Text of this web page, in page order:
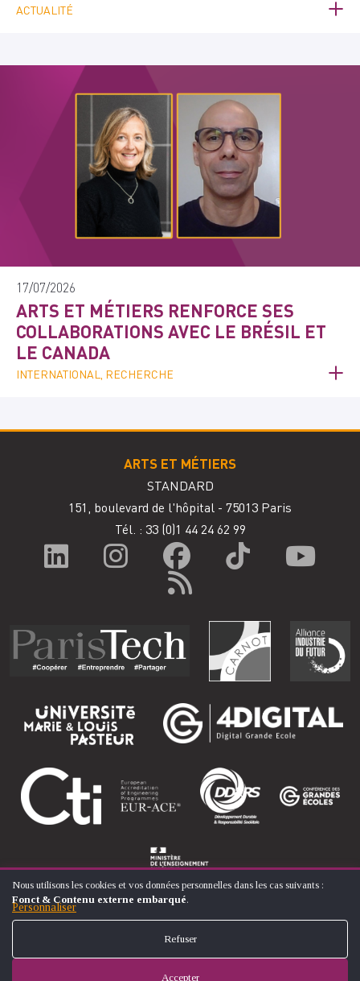
ACTUALITÉ
17/07/2026
ARTS ET MÉTIERS RENFORCE SES
COLLABORATIONS AVEC LE BRÉSIL ET
LE CANADA
INTERNATIONAL, RECHERCHE
ARTS ET MÉTIERS
STANDARD
151, boulevard de l'hôpital - 75013 Paris
Tél. : 33 (0)1 44 24 62 99
© ÉCOLE NATIONALE SUPÉRIEURE D'ARTS ET MÉTIERS
UTILISATION
DES
DONNÉES
DES
Nous utilisons les cookies et vos données personnelles dans les cas suivants :
Fonct & Contenu externe embarqué.
Personnaliser
Refuser
Accepter